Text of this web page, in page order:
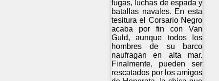
fugas, luchas de espada y
batallas navales. En esta
tesitura el Corsario Negro
acaba por fin con Van
Guld, aunque todos los
hombres de su barco
naufragan en alta mar.
Finalmente, pueden ser
rescatados por los amigos